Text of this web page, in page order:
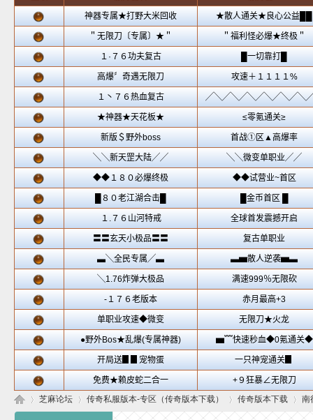
芝麻论坛 传奇私服版本-专区（传奇版本下载） 传奇版本下载 南